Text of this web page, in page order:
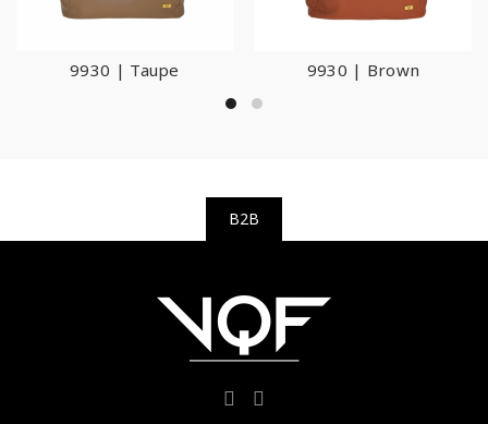
9930 | Taupe 9930 | Brown
B2B